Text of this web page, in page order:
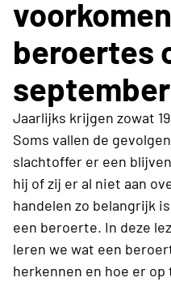
beroertes
september
Jaarlijks krijgen zowat
Soms vallen de
slachtoffer er een
hij of zij er al niet aan
handelen zo belangrijk
een beroerte. In deze
leren we wat een
herkennen en hoe er